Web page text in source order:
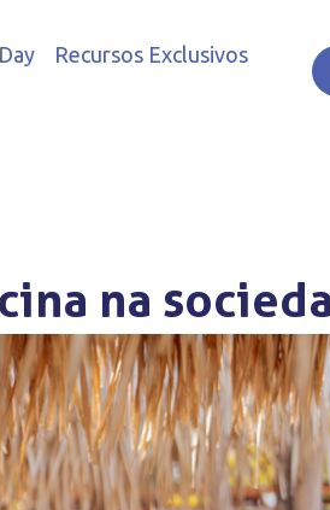
Recursos Exclusivos
na